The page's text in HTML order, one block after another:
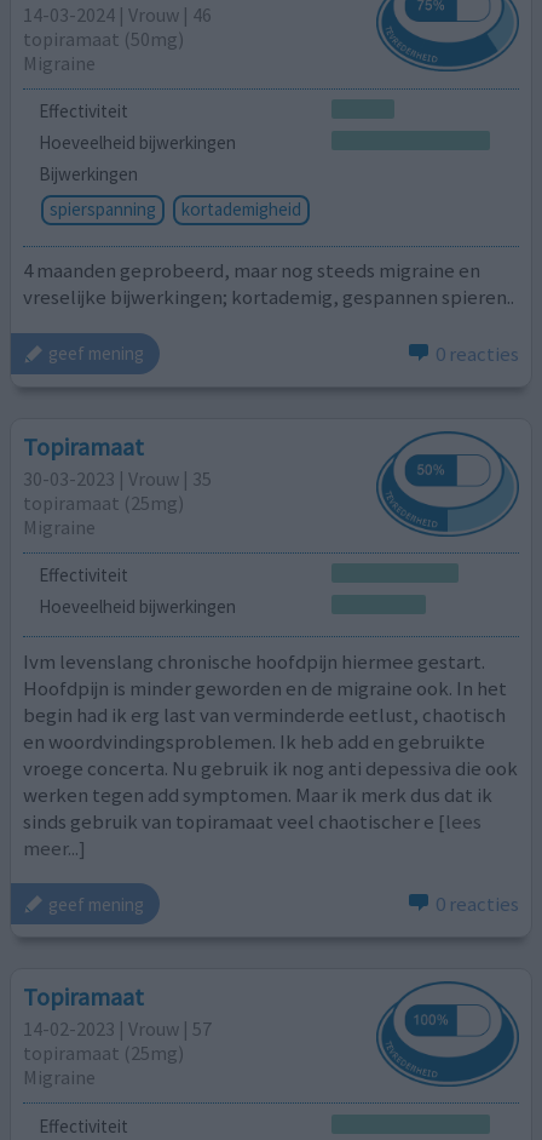
14-03-2024 | Vrouw | 46
topiramaat (50mg)
Migraine
Effectiviteit
Hoeveelheid bijwerkingen
Bijwerkingen
spierspanning
kortademigheid
4 maanden geprobeerd, maar nog steeds migraine en
vreselijke bijwerkingen; kortademig, gespannen spieren..
geef mening 0 reacties
Topiramaat
30-03-2023 | Vrouw | 35
topiramaat (25mg)
Migraine
Effectiviteit
Hoeveelheid bijwerkingen
Ivm levenslang chronische hoofdpijn hiermee gestart.
Hoofdpijn is minder geworden en de migraine ook. In het
begin had ik erg last van verminderde eetlust, chaotisch
en woordvindingsproblemen. Ik heb add en gebruikte
vroege concerta. Nu gebruik ik nog anti depessiva die ook
werken tegen add symptomen. Maar ik merk dus dat ik
sinds gebruik van topiramaat veel chaotischer e [lees
meer...]
geef mening 0 reacties
Topiramaat
14-02-2023 | Vrouw | 57
topiramaat (25mg)
Migraine
Effectiviteit